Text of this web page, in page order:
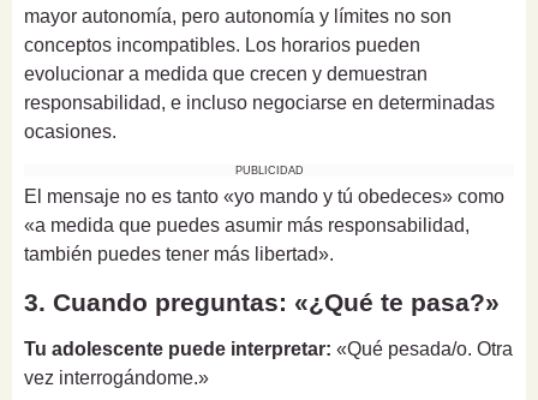
mayor autonomía, pero autonomía y límites no son
conceptos incompatibles. Los horarios pueden
evolucionar a medida que crecen y demuestran
responsabilidad, e incluso negociarse en determinadas
ocasiones.
PUBLICIDAD
El mensaje no es tanto «yo mando y tú obedeces» como
«a medida que puedes asumir más responsabilidad,
también puedes tener más libertad».
3. Cuando preguntas: «¿Qué te pasa?»
Tu adolescente puede interpretar: «Qué pesada/o. Otra
vez interrogándome.»